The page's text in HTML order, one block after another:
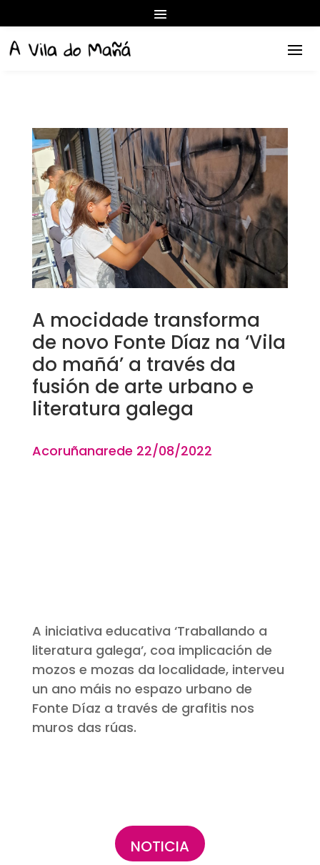
A mocidade transforma
de novo Fonte Díaz na ‘Vila
do mañá’ a través da
fusión de arte urbano e
literatura galega
Acoruñanarede 22/08/2022
A iniciativa educativa ‘Traballando a
literatura galega’, coa implicación de
mozos e mozas da localidade, interveu
un ano máis no espazo urbano de
Fonte Díaz a través de grafitis nos
muros das rúas.
NOTICIA